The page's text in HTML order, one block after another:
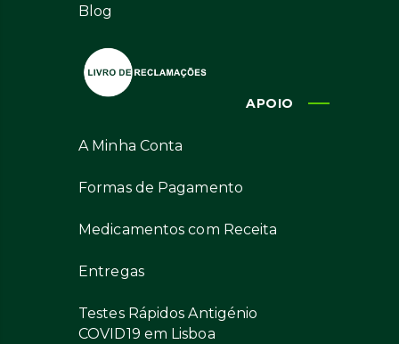
Blog
APOIO
A Minha Conta
Formas de Pagamento
Medicamentos com Receita
Entregas
Testes Rápidos Antigénio
COVID19 em Lisboa